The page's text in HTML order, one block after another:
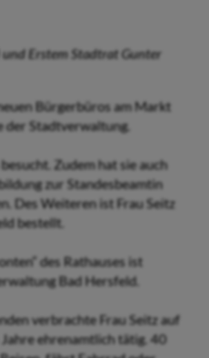
Erstem Stadtrat Gunter
Bürgerbüros am Markt
der Stadtverwaltung.
Zudem hat sie auch
zur Standesbeamtin
Des Weiteren ist Frau Seitz
bestellt.
des Rathauses ist
Bad Hersfeld.
verbrachte Frau Seitz auf
ehrenamtlich tätig. 40